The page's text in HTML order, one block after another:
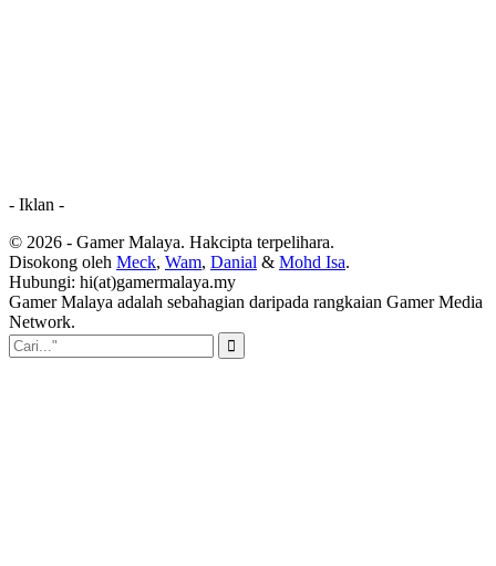
- Iklan -
© 2026 - Gamer Malaya. Hakcipta terpelihara.
Disokong oleh Meck, Wam, Danial & Mohd Isa.
Hubungi: hi(at)gamermalaya.my
Gamer Malaya adalah sebahagian daripada rangkaian Gamer Media
Network.